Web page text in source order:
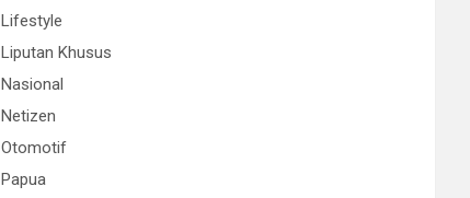
Lifestyle
Liputan Khusus
Nasional
Netizen
Otomotif
Papua